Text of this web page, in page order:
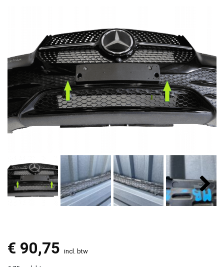
€ 90,75 incl. btw